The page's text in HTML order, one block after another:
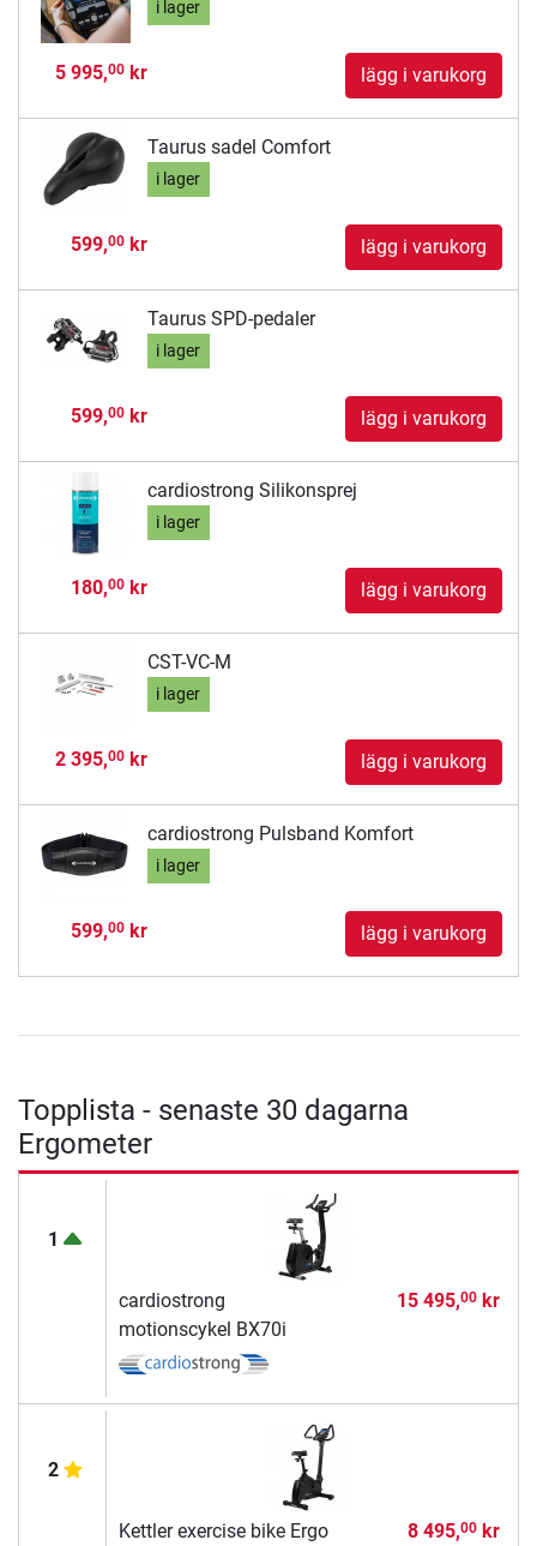
i lager
5 995,00kr lägg i varukorg
Taurus sadel Comfort
i lager
599,00kr lägg i varukorg
Taurus SPD-pedaler
i lager
599,00kr lägg i varukorg
cardiostrong Silikonsprej
i lager
180,00kr lägg i varukorg
CST-VC-M
i lager
2 395,00kr lägg i varukorg
cardiostrong Pulsband Komfort
i lager
599,00kr lägg i varukorg
Topplista - senaste 30 dagarna
Ergometer
1
cardiostrong
motionscykel BX70i
15 495,00kr
2
Kettler exercise bike Ergo
8 495,00kr